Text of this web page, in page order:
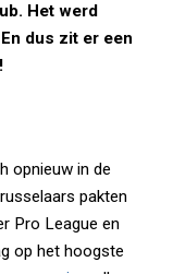
Het werd
dus zit er een
opnieuw in de
pakten
Pro League en
op het hoogste